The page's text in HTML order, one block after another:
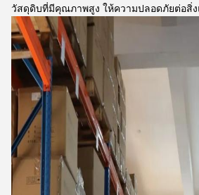
วัสดุดิบที่มีคุณภาพสูง ให้ความปลอดภัยต่อสิ่